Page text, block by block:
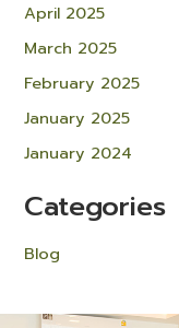
April 2025
March 2025
February 2025
January 2025
January 2024
Categories
Blog